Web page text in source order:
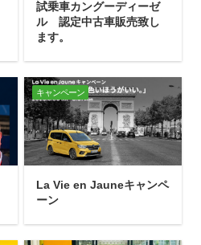
試乗車カングーディーゼ
ル 認定中古車販売致し
ます。
キャンペーン
La Vie en Jauneキャンペ
ーン